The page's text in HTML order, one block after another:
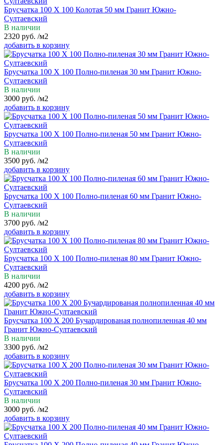
Брусчатка 100 Х 100 Колотая 50 мм Гранит Южно-
Султаевский
В наличии
2320 руб. /м2
добавить в корзину
Брусчатка 100 Х 100 Полно-пиленая 30 мм Гранит Южно-
Султаевский
В наличии
3000 руб. /м2
добавить в корзину
Брусчатка 100 Х 100 Полно-пиленая 50 мм Гранит Южно-
Султаевский
В наличии
3500 руб. /м2
добавить в корзину
Брусчатка 100 Х 100 Полно-пиленая 60 мм Гранит Южно-
Султаевский
В наличии
3700 руб. /м2
добавить в корзину
Брусчатка 100 Х 100 Полно-пиленая 80 мм Гранит Южно-
Султаевский
В наличии
4200 руб. /м2
добавить в корзину
Брусчатка 100 Х 200 Бучардированая полнопиленная 40 мм
Гранит Южно-Султаевский
В наличии
3300 руб. /м2
добавить в корзину
Брусчатка 100 Х 200 Полно-пиленая 30 мм Гранит Южно-
Султаевский
В наличии
3000 руб. /м2
добавить в корзину